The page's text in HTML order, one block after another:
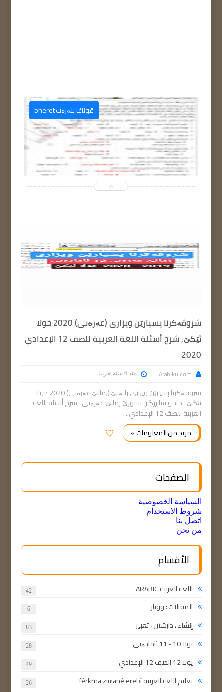
قوناغا بنەرەت bneret
شروڤەکرنا پسیارێن ویزاری (عەرەبی) 2020 خولا
ئێکێ, شرح أسئلة اللغة العربية للصف 12 الإعدادي
2020
Arabiku.com منذ 6 سنه تقريبا
شروڤەکرنا پسیارێن ویزاری بابەتێ (زمانێ عەرەبی) 2020 خولا
ئێکێ. ماموستا رزگار بسپورێ زمانێ عەرەبی. شرح أسئلة اللغة
العربية للصف 12 الإعدادي...
مزيد من المعلومات »
الصفحات
السياسة الخصوصية
شروط الاستخدام
اتصل بنا
من نحن
الأقسام
اللغة العربية ARABIC 42
المقالات : ووتار 6
إنشاء ، دارشتن ، تعبير 83
پولا 10 - 11 ئامادەیی 28
پولا 12 الصف 12 الإعدادي 49
تعليم اللغة العربية fêrkrna zimanê erebî 26